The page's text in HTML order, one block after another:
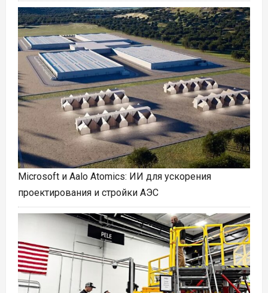
Microsoft и Aalo Atomics: ИИ для ускорения
проектирования и стройки АЭС